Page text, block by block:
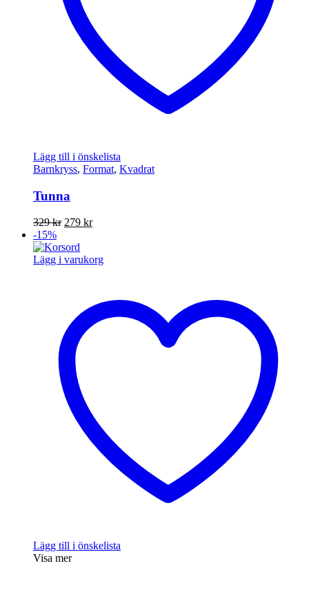
Lägg till i önskelista
Barnkryss, Format, Kvadrat
Tunna
329kr Det
priset
var:
279 krDet
är:
-15%
Lägg i varukorg
Lägg till i önskelista
Visa mer